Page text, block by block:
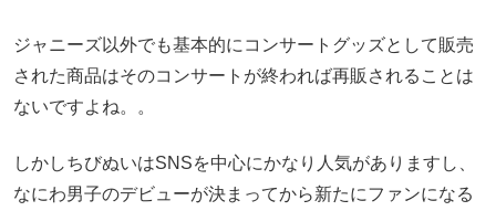
ジャニーズ以外でも基本的にコンサートグッズとして販売
された商品はそのコンサートが終われば再販されることは
ないですよね。。
しかしちびぬいはSNSを中心にかなり人気がありますし、
なにわ男子のデビューが決まってから新たにファンになる